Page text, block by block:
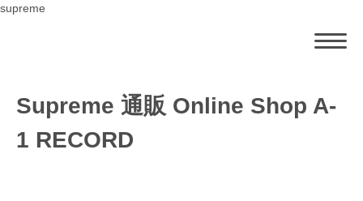
supreme
Supreme 通販 Online Shop A-
1 RECORD